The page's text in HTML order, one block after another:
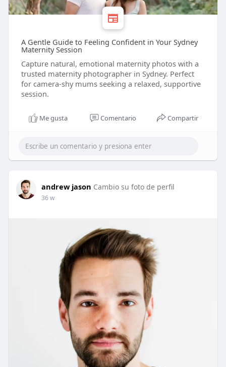
A Gentle Guide to Feeling Confident in Your Sydney
Maternity Session
Capture natural, emotional maternity photos with a
trusted maternity photographer in Sydney. Perfect
for camera-shy mums seeking a relaxed, supportive
session.
Me gusta Comentario Compartir
andrew jason Cambio su foto de perfil
36 w